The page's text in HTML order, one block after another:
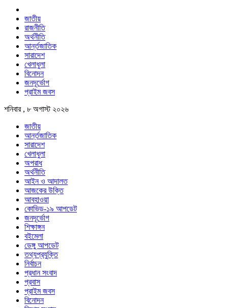
জাতীয়
রাজনীতি
অর্থনীতি
আর্ন্তজাতিক
সারাদেশ
খেলাধুলা
বিনোদন
জনদূর্ভোগ
প্রাইম জবস
শনিবার , ৮ অগাস্ট ২০২৬
জাতীয়
আর্ন্তজাতিক
সারাদেশ
খেলাধুলা
অপরাধ
অর্থনীতি
আইন ও আদালত
আজকের উক্তি
আবহাওয়া
কোভিড-১৯ আপডেট
জনদূর্ভোগ
শিক্ষাঙ্গন
বইমেলা
ডেঙ্গু আপডেট
তথ্যপ্রযুক্তি
নির্বাচন
প্রধান সংবাদ
প্রবাস
প্রাইম জবস
বিনোদন